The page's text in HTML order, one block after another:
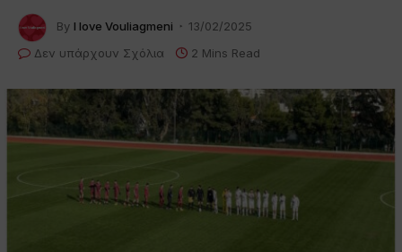
By I love Vouliagmeni
13/02/2025
Δεν υπάρχουν Σχόλια
2 Mins Read